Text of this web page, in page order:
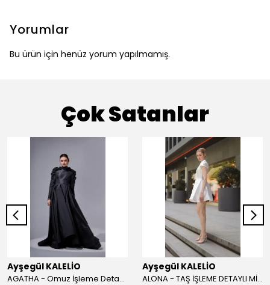
Yorumlar
Bu ürün için henüz yorum yapılmamış.
Çok Satanlar
Ayşegül KALELİO
AGATHA - Omuz İşleme Detaylı Davet Elbisesi
Ayşegül KALELİO
ALONA - TAŞ İŞLEME DETAYLI MİNİ BOY DAVET ELBİSESİ